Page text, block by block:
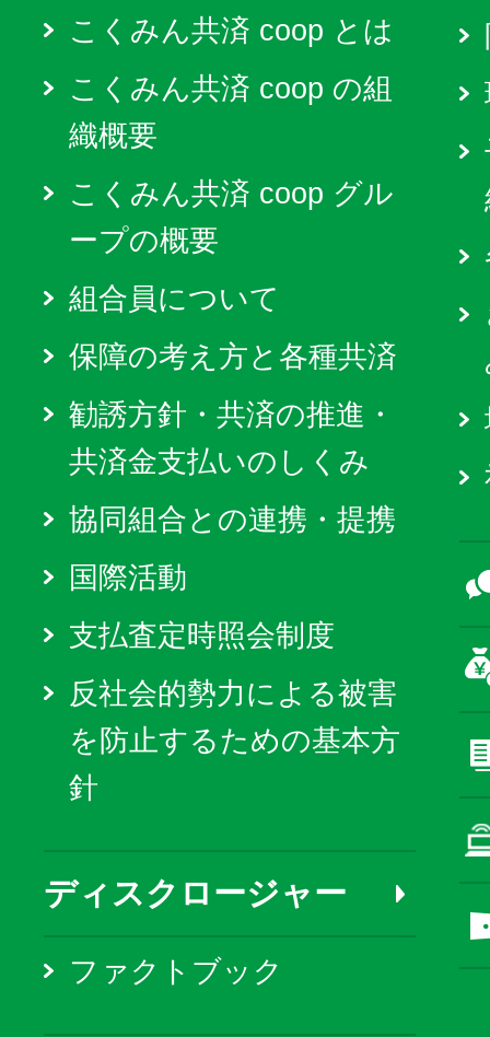
こくみん共済 coop とは
こくみん共済 coop の組
織概要
こくみん共済 coop グル
ープの概要
組合員について
保障の考え方と各種共済
勧誘方針・共済の推進・
共済金支払いのしくみ
協同組合との連携・提携
国際活動
支払査定時照会制度
反社会的勢力による被害
を防止するための基本方
針
ディスクロージャー
ファクトブック